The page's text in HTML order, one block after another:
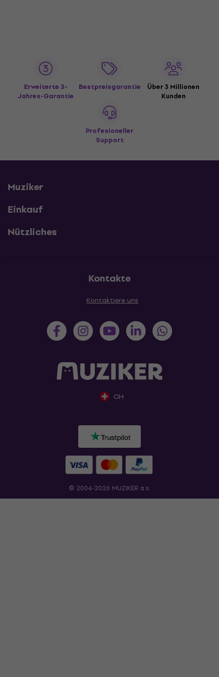
Erweiterte 3-
Jahres-Garantie
Bestpreisgarantie
Über 3 Millionen
Kunden
Profesioneller
Support
Muziker
Einkauf
Nützliches
Kontakte
Kontaktiere uns
CH
© 2004-2026 MUZIKER a.s.